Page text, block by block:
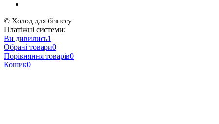
© Холод для бізнесу
Платіжні системи:
Ви дивились1
Обрані товари0
Порівняння товарів0
Кошик0